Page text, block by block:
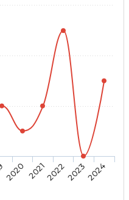
2020 2021202220232024